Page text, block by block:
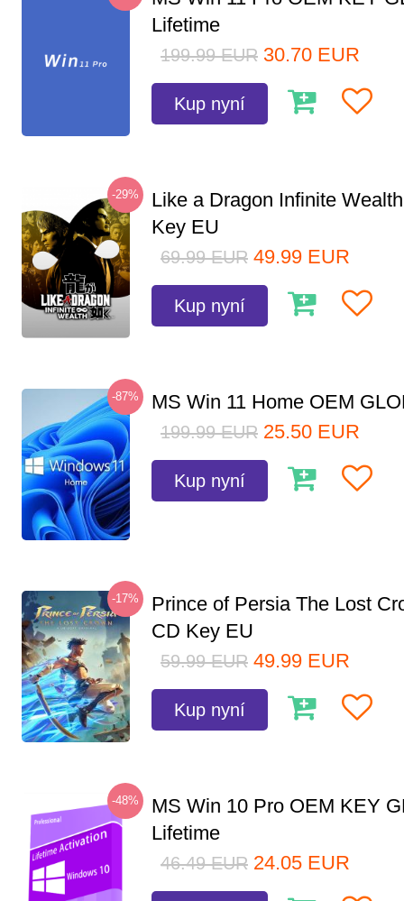
Lifetime
199.99 EUR 30.70 EUR
Kup nyní
-29%
Like a Dragon Infinite
Key EU
69.99 EUR 49.99 EUR
Kup nyní
-87% MS Win 11 Home OEM
199.99 EUR 25.50 EUR
Kup nyní
-17%
Prince of Persia The Lost
CD Key EU
59.99 EUR 49.99 EUR
Kup nyní
-48%
MS Win 10 Pro OEM KEY
Lifetime
46.49 EUR 24.05 EUR